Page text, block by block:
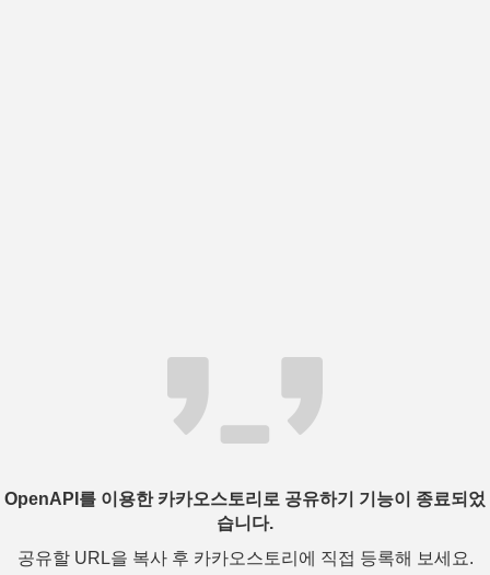
OpenAPI를 이용한 카카오스토리로 공유하기 기능이 종료되었
습니다.
공유할 URL을 복사 후 카카오스토리에 직접 등록해 보세요.